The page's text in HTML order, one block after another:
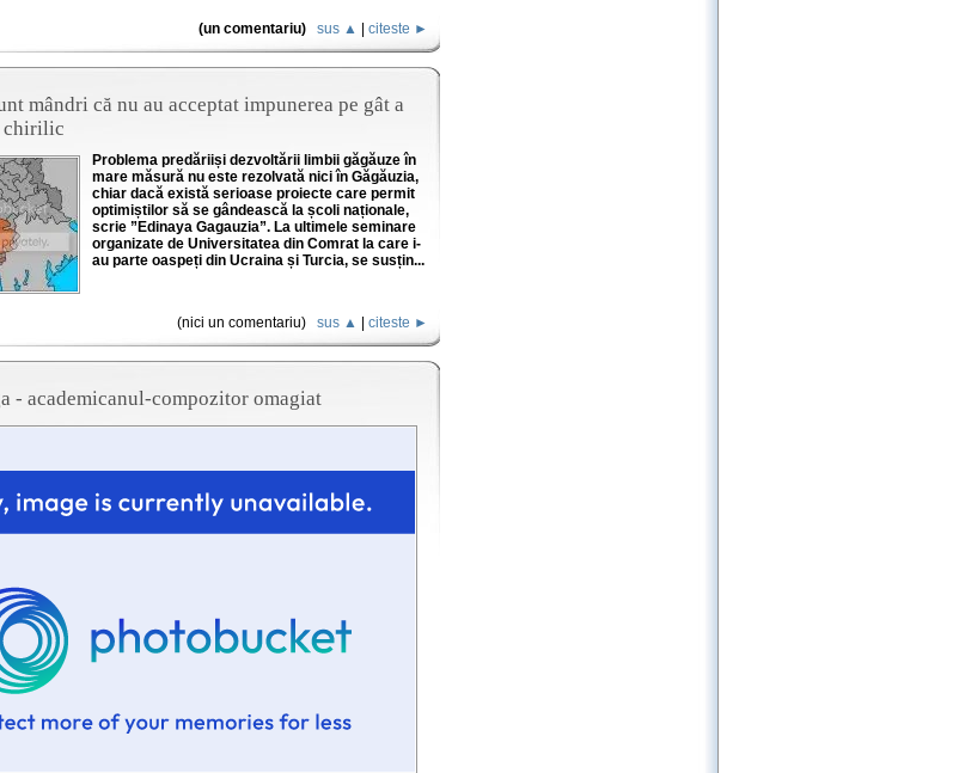
(un comentariu) sus ▲ citeste ►
mândri că nu au acceptat impunerea pe gât a
chirilic
Problema predăriiși dezvoltării limbii găgăuze în
mare măsură nu este rezolvată nici în Găgăuzia,
chiar dacă există serioase proiecte care permit
optimiștilor să se gândească la școli naționale,
scrie ”Edinaya Gagauzia”. La ultimele seminare
organizate de Universitatea din Comrat la care i-
au parte oaspeți din Ucraina și Turcia, se susțin...
(nici un comentariu) sus ▲ citeste ►
- academicanul-compozitor omagiat